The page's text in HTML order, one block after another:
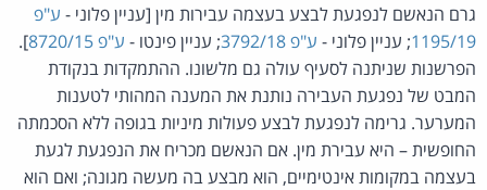
גרם הנאשם לנפגעת לבצע בעצמה עבירות מין [עניין פלוני - ע"פ
1195/19; עניין פלוני - ע"פ 3792/18 ; עניין פינטו - ע"פ 8720/15
].
הפרשנות שניתנה לסעיף עולה גם מלשונו. ההתמקדות בנקודת
המבט של נפגעת העבירה נותנת את המענה המהותי לטענות
המערער. גרימה לנפגעת לבצע פעולות מיניות בגופה ללא הסכמתה
החופשית – היא עבירת מין. אם הנאשם מכריח את הנפגעת לגעת
בעצמה במקומות אינטימיים, הוא מבצע בה מעשה מגונה; ואם הוא